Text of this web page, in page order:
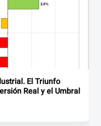
El Triunfo
Real y el Umbral